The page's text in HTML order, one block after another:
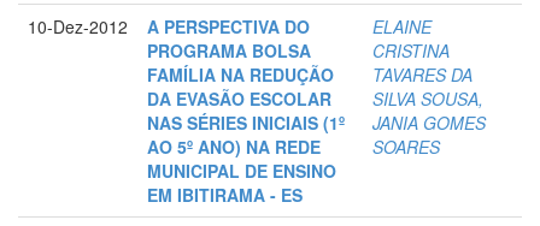
10-Dez-2012
A PERSPECTIVA DO
PROGRAMA BOLSA
FAMÍLIA NA REDUÇÃO
DA EVASÃO ESCOLAR
NAS SÉRIES INICIAIS (1º
AO 5º ANO) NA REDE
MUNICIPAL DE ENSINO
EM IBITIRAMA - ES
ELAINE
CRISTINA
TAVARES DA
SILVA SOUSA,
JANIA GOMES
SOARES